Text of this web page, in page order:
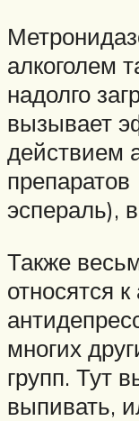
алкоголем
надолго
вызывает
действием
препаратов
эспераль),
Также
относятся
многих
групп. Тут
выпивать,